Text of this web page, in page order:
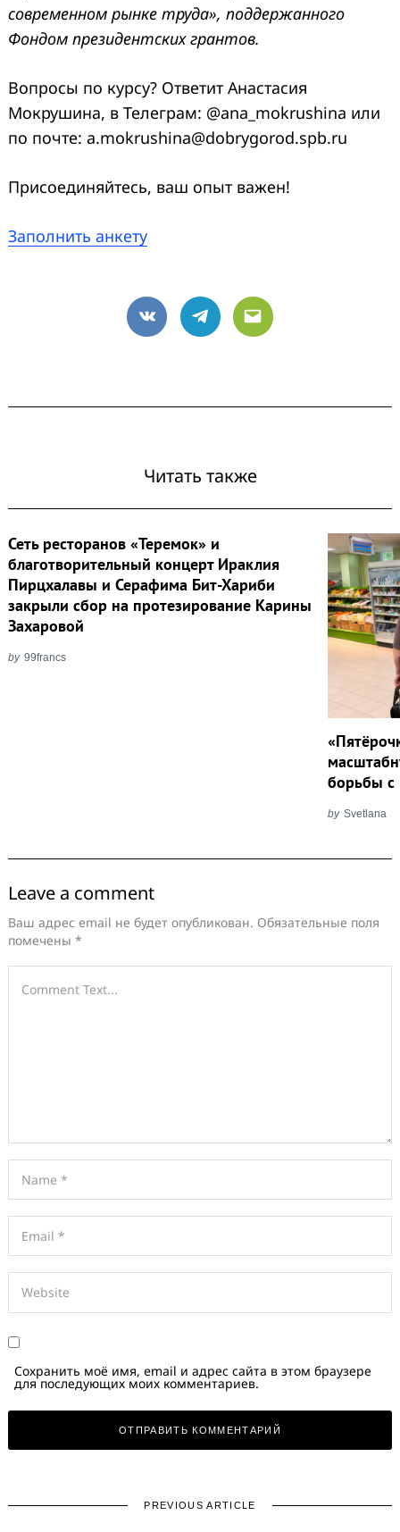
современном рынке труда», поддержанного
Фондом президентских грантов.
Вопросы по курсу? Ответит Анастасия
Мокрушина, в Телеграм: @ana_mokrushina или
по почте: a.mokrushina@dobrygorod.spb.ru
Присоединяйтесь, ваш опыт важен!
Заполнить анкету
VK Telegram
Email
Читать также
Сеть ресторанов «Теремок» и
благотворительный концерт Ираклия
Пирцхалавы и Серафима Бит-Хариби
закрыли сбор на протезирование Карины
Захаровой
by 99francs
борьбы с
by Svetlana
Leave a comment
Ваш адрес email не будет опубликован. Обязательные поля
помечены *
Сохранить моё имя, email и адрес сайта в этом браузере
для последующих моих комментариев.
PREVIOUS ARTICLE